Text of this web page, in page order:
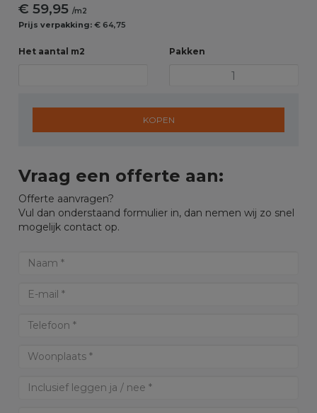
€ 59,95/m2
Prijs verpakking: € 64,75
Het aantal m2 Pakken
KOPEN
Vraag een offerte aan:
Offerte aanvragen?
Vul dan onderstaand formulier in, dan nemen wij zo snel
mogelijk contact op.